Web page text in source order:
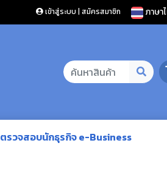
เข้าสู่ระบบ | สมัครสมาชิก ภาษา
ตรวจสอบนักธุรกิจ e-Business